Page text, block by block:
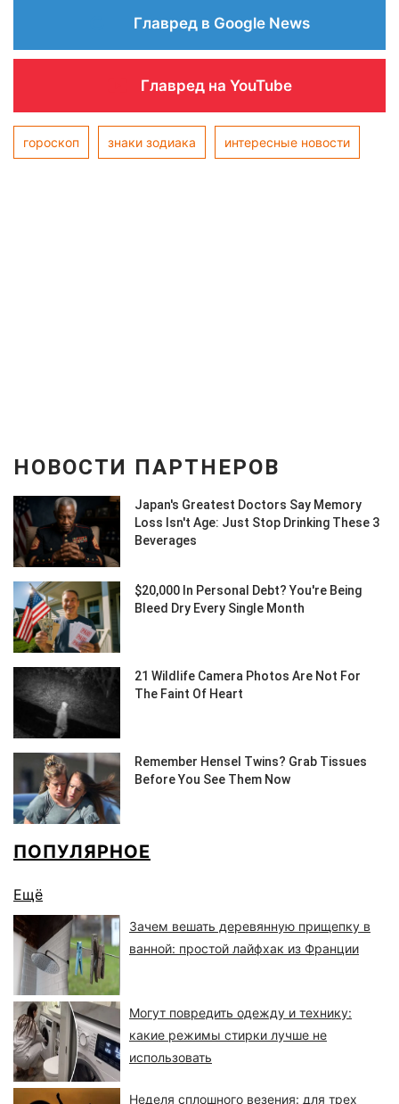
Главред в Google News
Главред на YouTube
гороскоп знаки зодиака интересные новости
ПОПУЛЯРНОЕ
Ещё
Зачем вешать деревянную прищепку в
ванной: простой лайфхак из Франции
Могут повредить одежду и технику:
какие режимы стирки лучше не
использовать
Неделя сплошного везения: для трех